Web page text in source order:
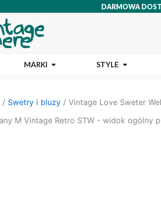
DARMOWA
MARKI Open MARKI STYLE Open STYLE
/ Swetry i bluzy / Vintage Love Sweter